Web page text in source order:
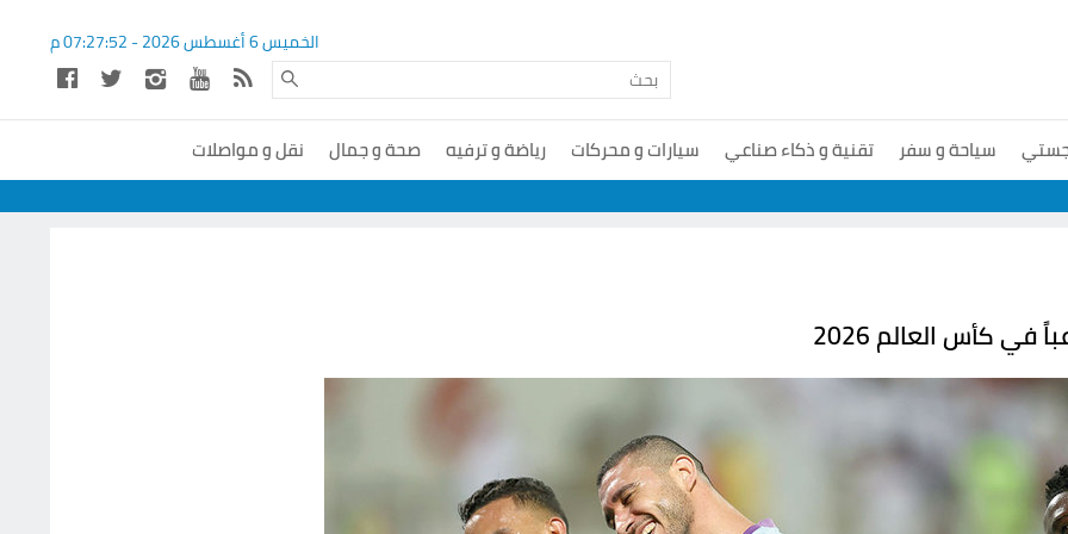
الخميس 6 أغسطس 2026 - 07:27:53م
سياحة و سفر تقنية و ذكاء صناعي سيارات و محركات رياضة و ترفيه صحة و جمال
نقل و مواصلات